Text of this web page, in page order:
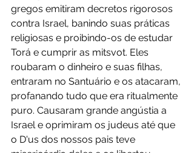
gregos emitiram decretos rigorosos
contra Israel, banindo suas práticas
religiosas e proibindo-os de estudar
Torá e cumprir as mitsvot. Eles
roubaram o dinheiro e suas filhas,
entraram no Santuário e os atacaram,
profanando tudo que era ritualmente
puro. Causaram grande angústia a
Israel e oprimiram os judeus até que
o D'us dos nossos pais teve